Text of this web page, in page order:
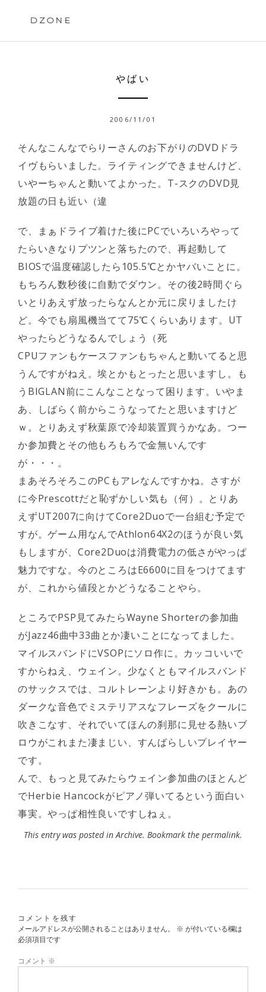
DZONE
やばい
2006/11/01
そんなこんなでらりーさんのお下がりのDVDドラ
イヴもらいました。ライティングできませんけど、
いやーちゃんと動いてよかった。T-スクのDVD見
放題の日も近い（違
で、まぁドライブ着けた後にPCでいろいろやって
たらいきなりプツンと落ちたので、再起動して
BIOSで温度確認したら105.5℃とかヤバいことに。
もちろん数秒後に自動でダウン。その後2時間ぐら
いとりあえず放ったらなんとか元に戻りましたけ
ど。今でも扇風機当てて75℃くらいあります。UT
やったらどうなるんでしょう（死
CPUファンもケースファンもちゃんと動いてると思
うんですがねえ。埃とかもとったと思いますし。も
うBIGLAN前にこんなことなって困ります。いやま
あ、しばらく前からこうなってたと思いますけど
ｗ。とりあえず秋葉原で冷却装置買うかなあ。つー
か参加費とその他もろもろで金無いんです
が・・・。
まあそろそろこのPCもアレなんですかね。さすが
に今Prescottだと恥ずかしい気も（何）。とりあ
えずUT2007に向けてCore2Duoで一台組む予定で
すが。ゲーム用なんでAthlon64X2のほうが良い気
もしますが、Core2Duoは消費電力の低さがやっぱ
魅力ですな。今のところはE6600に目をつけてます
が、これから値段とかどうなることやら。
ところでPSP見てみたらWayne Shorterの参加曲
がJazz46曲中33曲とか凄いことになってました。
マイルスバンドにVSOPにソロ作に。カッコいいで
すからねえ、ウェイン。少なくともマイルスバンド
のサックスでは、コルトレーンより好きかも。あの
ダークな音色でミステリアスなフレーズをクールに
吹きこなす、それでいてほんの刹那に見せる熱いブ
ロウがこれまた凄まじい、すんばらしいプレイヤー
です。
んで、もっと見てみたらウェイン参加曲のほとんど
でHerbie Hancockがピアノ弾いてるという面白い
事実。やっぱ相性良いですしねぇ。
This entry was posted inArchive. Bookmark the permalink.
コメントを残す
メールアドレスが公開されることはありません。
※ が付いている欄は
必須項目です
コメント ※